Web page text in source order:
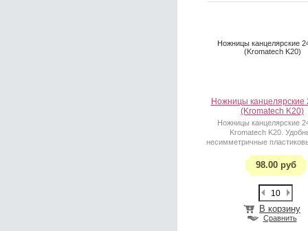
Ножницы канцелярские
(Kromatech K20)
Ножницы канцелярские
(Kromatech K20)
Ножницы канцелярские
Kromatech K20.
несимметричные
98.00 руб
В корзину
Сравнить